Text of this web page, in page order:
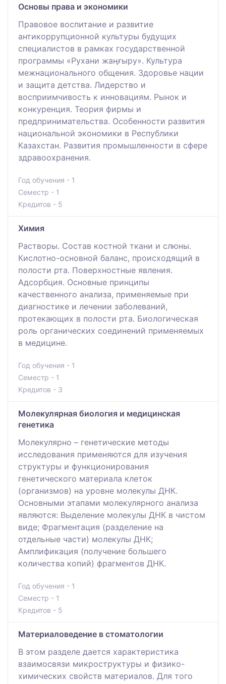
Основы права и экономики
Правовое воспитание и развитие
антикоррупционной культуры будущих
специалистов в рамках государственной
программы «Рухани жаңғыру». Культура
межнационального общения. Здоровье нации
и защита детства. Лидерство и
восприимчивость к инновациям. Рынок и
конкуренция. Теория фирмы и
предпринимательства. Особенности развития
национальной экономики в Республики
Казахстан. Развития промышленности в сфере
здравоохранения.
Год обучения - 1
Семестр - 1
Кредитов - 5
Химия
Растворы. Состав костной ткани и слюны.
Кислотно-основной баланс, происходящий в
полости рта. Поверхностные явления.
Адсорбция. Основные принципы
качественного анализа, применяемые при
диагностике и лечении заболеваний,
протекающих в полости рта. Биологическая
роль органических соединений применяемых
в медицине.
Год обучения - 1
Семестр - 1
Кредитов - 3
Молекулярная биология и медицинская
генетика
Молекулярно – генетические методы
исследования применяются для изучения
структуры и функционирования
генетического материала клеток
(организмов) на уровне молекулы ДНК.
Основными этапами молекулярного анализа
являются: Выделение молекулы ДНК в чистом
виде; Фрагментация (разделение на
отдельные части) молекулы ДНК;
Амплификация (получение большего
количества копий) фрагментов ДНК.
Год обучения - 1
Семестр - 1
Кредитов - 5
Материаловедение в стоматологии
В этом разделе дается характеристика
взаимосвязи микроструктуры и физико-
химических свойств материалов. Для того